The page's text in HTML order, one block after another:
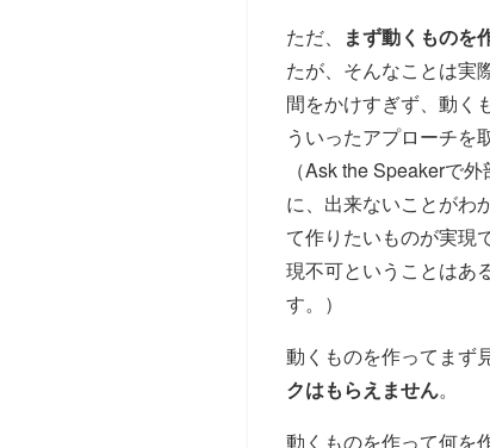
ただ、
まず動くものを
たが、そんなことは実
間をかけすぎず、動く
ういったアプローチを
（Ask the Speakerで
に、出来ないことがわ
て作りたいものが実現
現不可ということはあ
す。）
動くものを作ってまず
クはもらえません。
動くものを作って何を